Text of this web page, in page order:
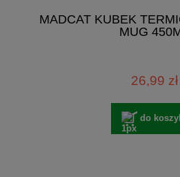
MADCAT KUBEK
MUG
26,99 zł
do